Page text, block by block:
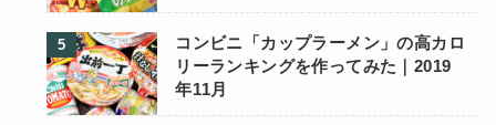
コンビニ「カップラーメン」の高カロ
リーランキングを作ってみた｜2019
年11月